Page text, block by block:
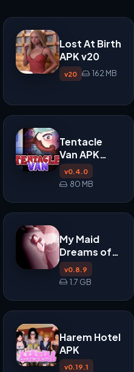
Lost At Birth
APK v20
v20 162 MB
Tentacle
Van APK
0.4.0
v0.4.0
80 MB
My Maid
Dreams of
Electric
Sheep APK
v0.8.9
1.7 GB
Harem Hotel
APK
v0.19.1